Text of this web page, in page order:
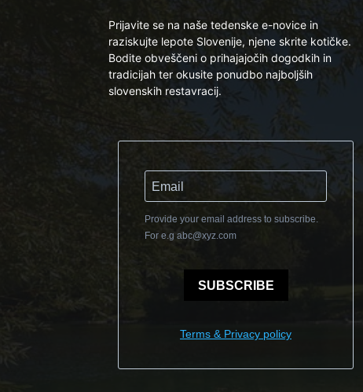
Prijavite se na naše tedenske e-novice in
raziskujte lepote Slovenije, njene skrite kotičke.
Bodite obveščeni o prihajajočih dogodkih in
tradicijah ter okusite ponudbo najboljših
slovenskih restavracij.
Provide your email address to subscribe.
For e.g abc@xyz.com
SUBSCRIBE
Terms & Privacy policy